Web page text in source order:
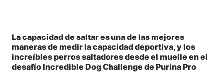
La capacidad de saltar es una de las mejores
maneras de medir la capacidad deportiva, y los
increíbles perros saltadores desde el muelle en el
desafío Incredible Dog Challenge de Purina Pro